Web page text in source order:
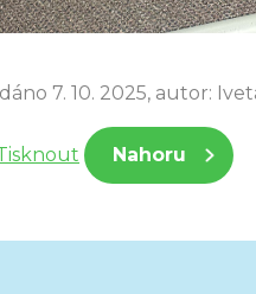
7. 10. 2025, autor:
Nahoru